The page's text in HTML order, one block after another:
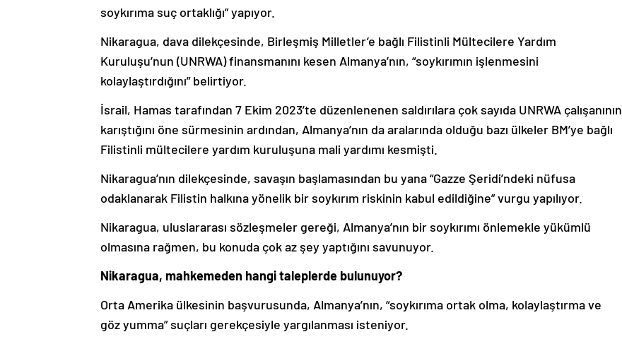
soykırıma suç ortaklığı” yapıyor.
Nikaragua, dava dilekçesinde, Birleşmiş Milletler’e bağlı Filistinli Mültecilere Yardım
Kuruluşu’nun (UNRWA) finansmanını kesen Almanya’nın, “soykırımın işlenmesini
kolaylaştırdığını” belirtiyor.
İsrail, Hamas tarafından 7 Ekim 2023’te düzenlenenen saldırılara çok sayıda UNRWA çalışanının
karıştığını öne sürmesinin ardından, Almanya’nın da aralarında olduğu bazı ülkeler BM’ye bağlı
Filistinli mültecilere yardım kuruluşuna mali yardımı kesmişti.
Nikaragua’nın dilekçesinde, savaşın başlamasından bu yana “Gazze Şeridi’ndeki nüfusa
odaklanarak Filistin halkına yönelik bir soykırım riskinin kabul edildiğine” vurgu yapılıyor.
Nikaragua, uluslararası sözleşmeler gereği, Almanya’nın bir soykırımı önlemekle yükümlü
olmasına rağmen, bu konuda çok az şey yaptığını savunuyor.
Nikaragua, mahkemeden hangi taleplerde bulunuyor?
Orta Amerika ülkesinin başvurusunda, Almanya’nın, “soykırıma ortak olma, kolaylaştırma ve
göz yumma” suçları gerekçesiyle yargılanması isteniyor.